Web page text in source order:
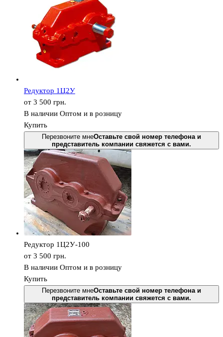
Редуктор 1Ц2У
от 3 500 грн.
В наличии Оптом и в розницу
Купить
Перезвоните мнеОставьте свой номер телефона и
представитель компании свяжется с вами.
Редуктор 1Ц2У-100
от 3 500 грн.
В наличии Оптом и в розницу
Купить
Перезвоните мнеОставьте свой номер телефона и
представитель компании свяжется с вами.